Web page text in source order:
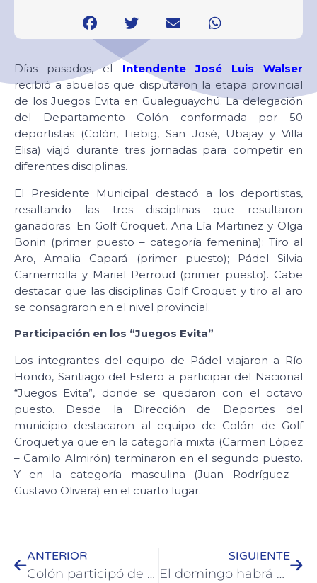
Días pasados, el Intendente José Luis Walser
recibió a abuelos que disputaron la etapa provincial
de los Juegos Evita en Gualeguaychú. La delegación
del Departamento Colón conformada por 50
deportistas (Colón, Liebig, San José, Ubajay y Villa
Elisa) viajó durante tres jornadas para competir en
diferentes disciplinas.
El Presidente Municipal destacó a los deportistas,
resaltando las tres disciplinas que resultaron
ganadoras. En Golf Croquet, Ana Lía Martinez y Olga
Bonin (primer puesto – categoría femenina); Tiro al
Aro, Amalia Capará (primer puesto); Pádel Silvia
Carnemolla y Mariel Perroud (primer puesto). Cabe
destacar que las disciplinas Golf Croquet y tiro al aro
se consagraron en el nivel provincial.
Participación en los “Juegos Evita”
Los integrantes del equipo de Pádel viajaron a Río
Hondo, Santiago del Estero a participar del Nacional
“Juegos Evita”, donde se quedaron con el octavo
puesto. Desde la Dirección de Deportes del
municipio destacaron al equipo de Colón de Golf
Croquet ya que en la categoría mixta (Carmen López
– Camilo Almirón) terminaron en el segundo puesto.
Y en la categoría masculina (Juan Rodríguez –
Gustavo Olivera) en el cuarto lugar.
ANTERIOR
Colón participó de conferencia virtual en el día del Turismo
SIGUIENTE
El domingo habrá un desfile primaveral en la Costanera